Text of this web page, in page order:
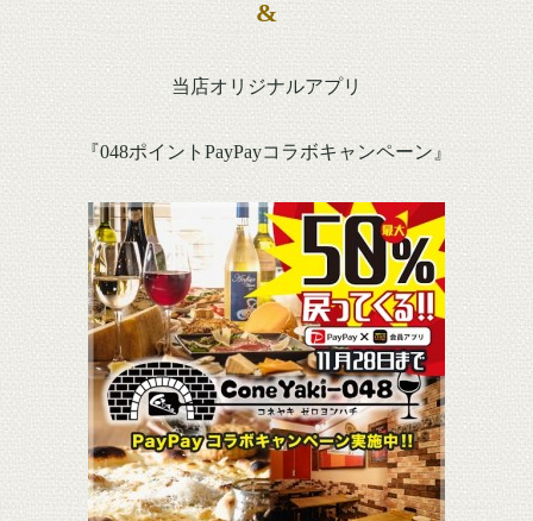
&
当店オリジナルアプリ
『048ポイントPayPayコラボキャンペーン』